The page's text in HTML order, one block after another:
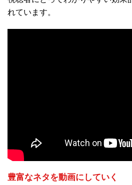
れています。
豊富なネタを動画にしていく